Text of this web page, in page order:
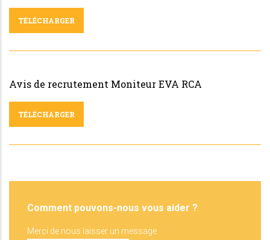
TÉLÉCHARGER
Avis de recrutement Moniteur EVA RCA
TÉLÉCHARGER
Comment pouvons-nous vous aider ?
Merci de nous laisser un message